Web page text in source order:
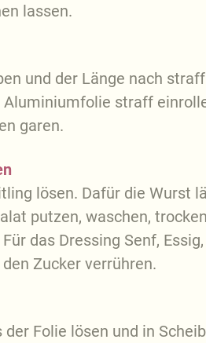
lassen.
und der Länge nach straff
Aluminiumfolie straff
garen.
lösen. Dafür die Wurst
putzen, waschen, trocken
das Dressing Senf, Essig,
Zucker verrühren.
Folie lösen und in